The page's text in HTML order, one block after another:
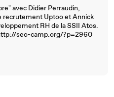
avec Didier Perraudin,
recrutement Uptoo et Annick
RH de la SSII Atos.
seo-camp.org/?p=2960